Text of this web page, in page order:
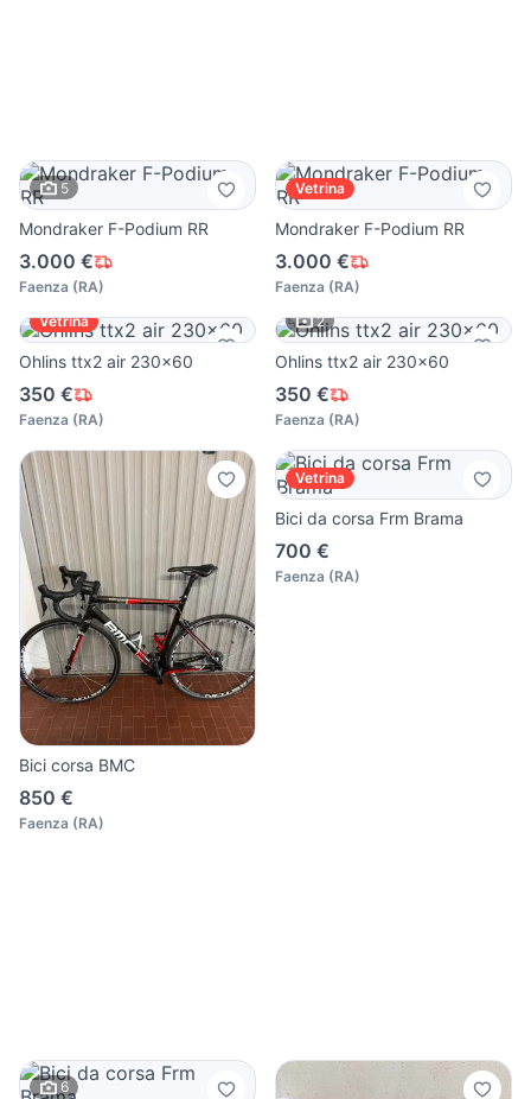
5
Mondraker F-Podium RR
3.000 €
Faenza (RA)
Vetrina
Mondraker F-Podium RR
3.000 €
Faenza (RA)
Vetrina
Ohlins ttx2 air 230x60
350 €
Faenza (RA)
2
Ohlins ttx2 air 230x60
350 €
Faenza (RA)
Bici corsa BMC
850 €
Faenza (RA)
Vetrina
Bici da corsa Frm Brama
700 €
Faenza (RA)
6